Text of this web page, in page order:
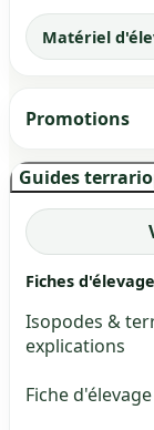
Matériel
Promotions
Guides
Fiches d'élevage
Isopodes &
explications
Fiche